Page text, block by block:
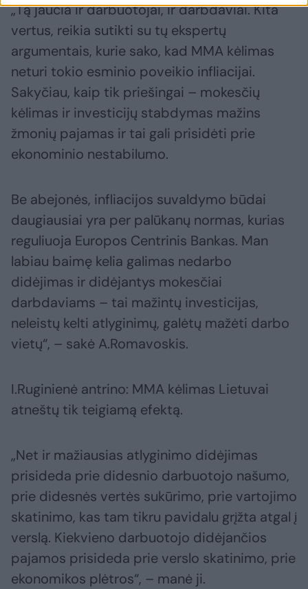
„Tą jaučia ir darbuotojai, ir darbdaviai. Kita
vertus, reikia sutikti su tų ekspertų
argumentais, kurie sako, kad MMA kėlimas
neturi tokio esminio poveikio infliacijai.
Sakyčiau, kaip tik priešingai – mokesčių
kėlimas ir investicijų stabdymas mažins
žmonių pajamas ir tai gali prisidėti prie
ekonominio nestabilumo.
Be abejonės, infliacijos suvaldymo būdai
daugiausiai yra per palūkanų normas, kurias
reguliuoja Europos Centrinis Bankas. Man
labiau baimę kelia galimas nedarbo
didėjimas ir didėjantys mokesčiai
darbdaviams – tai mažintų investicijas,
neleistų kelti atlyginimų, galėtų mažėti darbo
vietų“, – sakė A.Romavoskis.
I.Ruginienė antrino: MMA kėlimas Lietuvai
atneštų tik teigiamą efektą.
„Net ir mažiausias atlyginimo didėjimas
prisideda prie didesnio darbuotojo našumo,
prie didesnės vertės sukūrimo, prie vartojimo
skatinimo, kas tam tikru pavidalu grįžta atgal į
verslą. Kiekvieno darbuotojo didėjančios
pajamos prisideda prie verslo skatinimo, prie
ekonomikos plėtros“, – manė ji.